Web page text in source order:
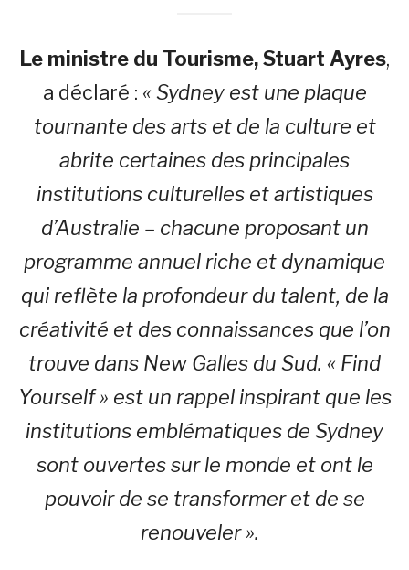
Le ministre du Tourisme, Stuart Ayres,
a déclaré : « Sydney est une plaque
tournante des arts et de la culture et
abrite certaines des principales
institutions culturelles et artistiques
d’Australie – chacune proposant un
programme annuel riche et dynamique
qui reflète la profondeur du talent, de la
créativité et des connaissances que l’on
trouve dans New Galles du Sud. « Find
Yourself » est un rappel inspirant que les
institutions emblématiques de Sydney
sont ouvertes sur le monde et ont le
pouvoir de se transformer et de se
renouveler ».